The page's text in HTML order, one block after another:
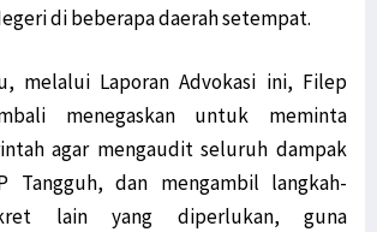
di beberapa daerah setempat.
melalui Laporan Advokasi ini, Filep
menegaskan untuk meminta
agar mengaudit seluruh dampak
Tangguh, dan mengambil langkah-
lain yang diperlukan, guna